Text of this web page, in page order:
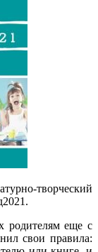
творческий
родителям еще с
свои правила: